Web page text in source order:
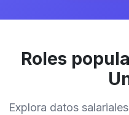
Roles
Explora datos